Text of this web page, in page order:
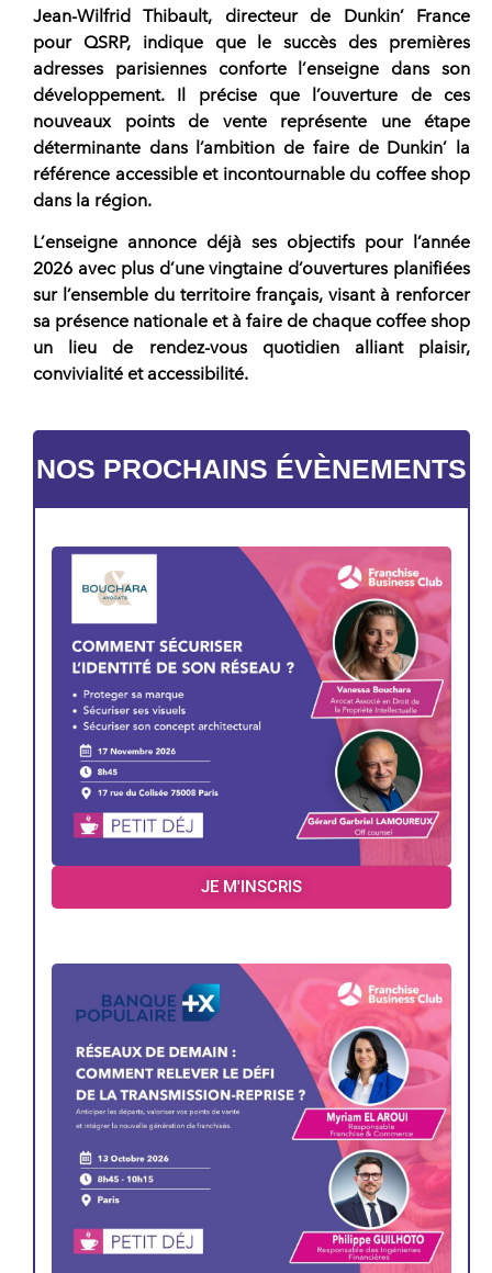
Jean-Wilfrid Thibault, directeur de Dunkin’ France
pour QSRP, indique que le succès des premières
adresses parisiennes conforte l’enseigne dans son
développement. Il précise que l’ouverture de ces
nouveaux points de vente représente une étape
déterminante dans l’ambition de faire de Dunkin’ la
référence accessible et incontournable du coffee shop
dans la région.
L’enseigne annonce déjà ses objectifs pour l’année
2026 avec plus d’une vingtaine d’ouvertures planifiées
sur l’ensemble du territoire français, visant à renforcer
sa présence nationale et à faire de chaque coffee shop
un lieu de rendez-vous quotidien alliant plaisir,
convivialité et accessibilité.
NOS PROCHAINS ÉVÈNEMENTS
JE M'INSCRIS